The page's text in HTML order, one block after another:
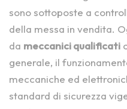
sono sottoposte a
della messa in vendita.
da meccanici qualificati
generale, il
meccaniche ed
standard di sicurezza